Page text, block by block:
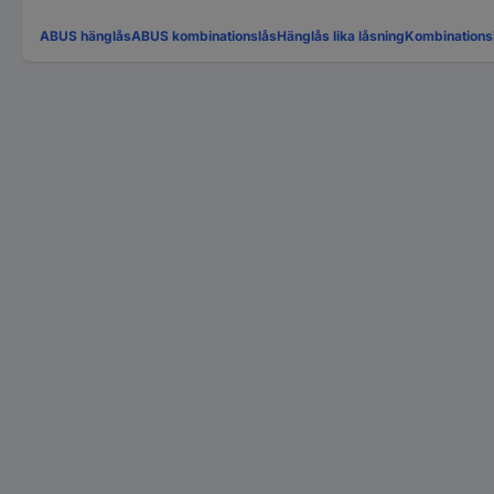
ABUS hänglåsABUS kombinationslåsHänglås lika låsning